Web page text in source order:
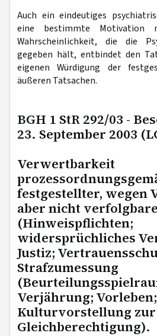
Auch ein eindeutiges
eine bestimmte Motivation
Wahrscheinlichkeit, die die
gegeben hält, entbindet den
eigenen Würdigung der
äußeren Tatsachen.
BGH 1 StR 292/03 -
23. September 2003
Verwertbarkeit
festgestellter, wegen
aber nicht
(Hinweispflichten;
widersprüchliches
Justiz;
Strafzumessung
Verjährung;
Kulturvorstellung zur
Gleichberechtigung).